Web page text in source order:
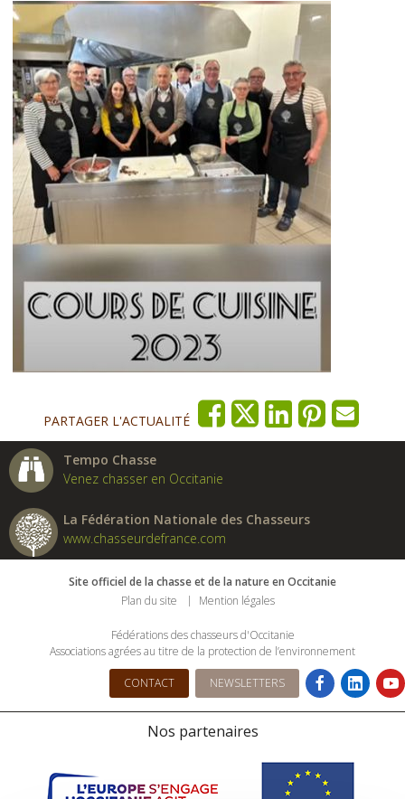
PARTAGER L'ACTUALITÉ
Tempo Chasse
Venez chasser en Occitanie
La Fédération Nationale des Chasseurs
www.chasseurdefrance.com
Site officiel de la chasse et de la nature en Occitanie
Plan du site
Mention légales
Fédérations des chasseurs d'Occitanie
Associations agrées au titre de la protection de l’environnement
CONTACT NEWSLETTERS
Nos partenaires